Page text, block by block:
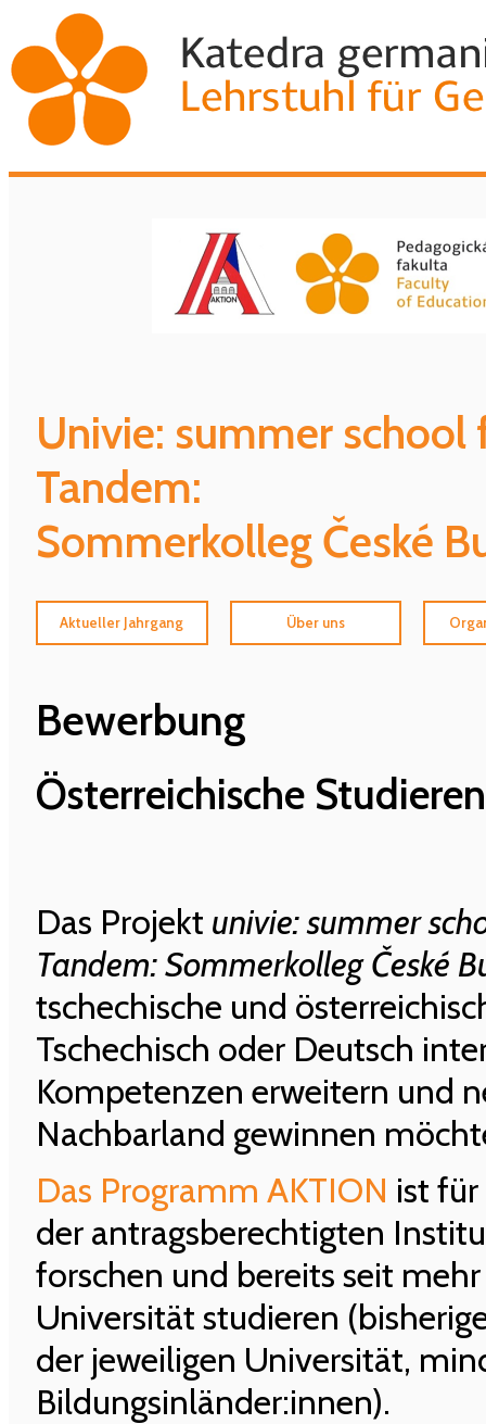
Univie: summer school
Tandem:
Sommerkolleg České
Aktueller Jahrgang Über uns
Bewerbung
Österreichische
Das Projekt univie: summer
Tandem: Sommerkolleg České
tschechische und
Tschechisch oder Deutsch
Kompetenzen erweitern und
Nachbarland gewinnen
Das Programm AKTION ist
der antragsberechtigten
forschen und bereits seit
Universität studieren
der jeweiligen Universität,
Bildungsinländer:innen).